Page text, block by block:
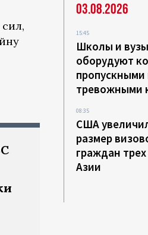
03.08.2026
15:45
Школы и
оборудуют
пропускными
тревожными
08:35
США
размер
граждан
Азии